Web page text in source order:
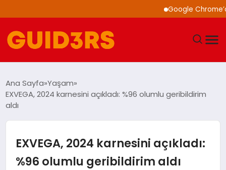
Google Chrome’a
YAŞAM
Ana Sayfa Yaşam
EXVEGA, 2024 karnesini açıkladı: %96 olumlu geribildirim
aldı
EXVEGA, 2024 karnesini açıkladı:
%96 olumlu geribildirim aldı